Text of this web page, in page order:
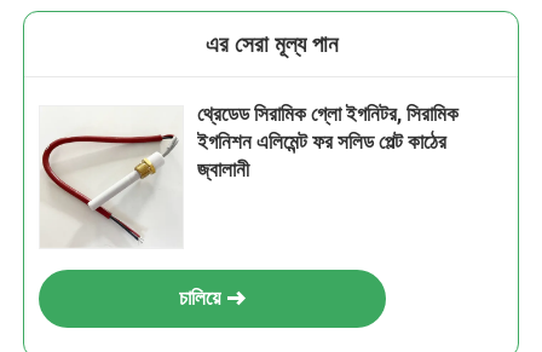
এর সেরা মূল্য পান
থ্রেডেড সিরামিক গ্লো ইগনিটর, সিরামিক
ইগনিশন এলিমেন্ট ফর সলিড পেল্ট কাঠের
জ্বালানী
চালিয়ে